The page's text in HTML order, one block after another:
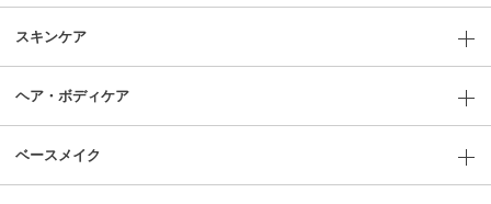
スキンケア
ヘア・ボディケア
ベースメイク